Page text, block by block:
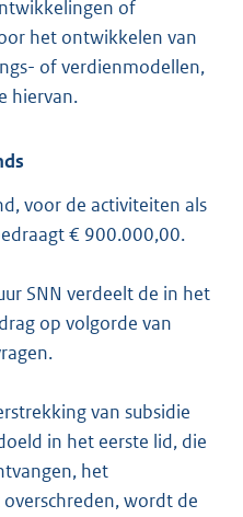
of
het ontwikkelen van
of verdienmodellen,
hiervan.
voor de activiteiten als
€ 900.000,00.
SNN verdeelt de in het
op volgorde van
van subsidie
in het eerste lid, die
het
wordt de